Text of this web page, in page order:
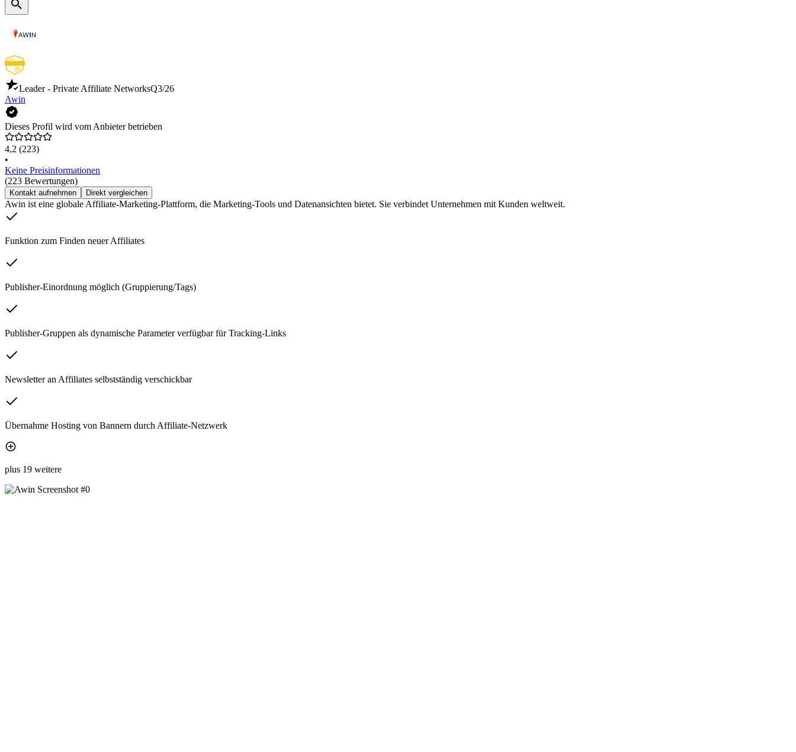
Leader - Private Affiliate NetworksQ3/26
Awin
Dieses Profil wird vom Anbieter betrieben
4,2 (223)
•
Keine Preisinformationen
(223 Bewertungen)
Kontakt aufnehmen Direkt vergleichen
Awin ist eine globale Affiliate-Marketing-Plattform, die Marketing-Tools und Datenansichten bietet. Sie verbindet Unternehmen mit Kunden weltweit.
Funktion zum Finden neuer Affiliates
Publisher-Einordnung möglich (Gruppierung/Tags)
Publisher-Gruppen als dynamische Parameter verfügbar für Tracking-Links
Newsletter an Affiliates selbstständig verschickbar
Übernahme Hosting von Bannern durch Affiliate-Netzwerk
plus 19 weitere